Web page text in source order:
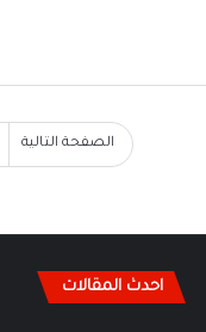
الصفحة التالية
احدث المقالات